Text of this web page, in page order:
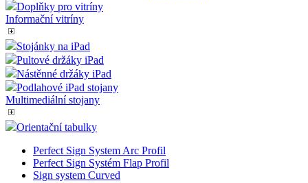
Doplňky pro vitríny
Informační vitríny
Stojánky na iPad
Pultové držáky iPad
Nástěnné držáky iPad
Podlahové iPad stojany
Multimediální stojany
Orientační tabulky
Perfect Sign System Arc Profil
Perfect Sign Systém Flap Profil
Sign system Curved